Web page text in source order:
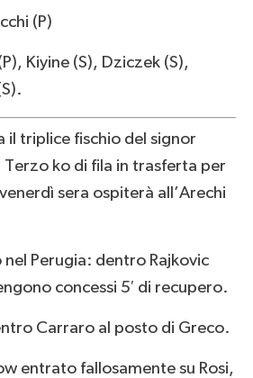
(P)
Kiyine (S), Dziczek (S),
il triplice fischio del signor
Terzo ko di fila in trasferta per
sera ospiterà all’Arechi
nel Perugia: dentro Rajkovic
concessi 5′ di recupero.
Carraro al posto di Greco.
entrato fallosamente su Rosi,